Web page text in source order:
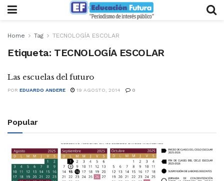
Home Tag TECNOLOGÍA ESCOLAR
Etiqueta: TECNOLOGÍA ESCOLAR
Las escuelas del futuro
POR EDUARDO ANDERE 19 AGOSTO, 2014 0
Popular